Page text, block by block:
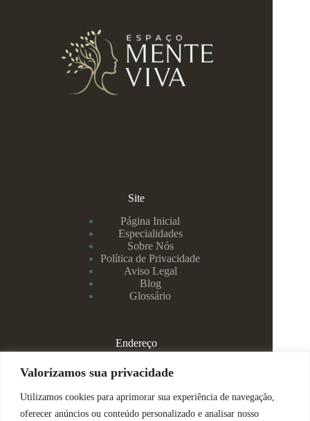
Valorizamos sua privacidade
Utilizamos cookies para aprimorar sua experiência de navegação,
oferecer anúncios ou conteúdo personalizado e analisar nosso
Site
Página Inicial
Especialidades
Sobre Nós
Política de Privacidade
Aviso Legal
Blog
Glossário
Endereço
Rua Rei Alberto, 108 / 705 - Centro - Juiz de Fora/MG
(32) 99829-3800 - Dra Eduarda